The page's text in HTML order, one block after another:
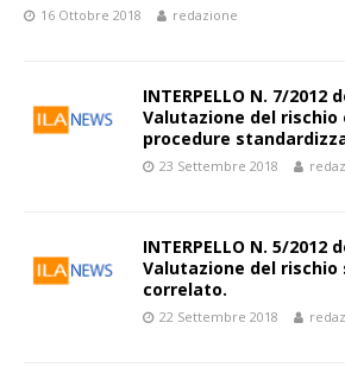
16 Ottobre 2018 redazione
INTERPELLO N. 7/2012
Valutazione del rischio
procedure
23 Settembre 2018
INTERPELLO N. 5/2012
Valutazione del
correlato.
22 Settembre 2018